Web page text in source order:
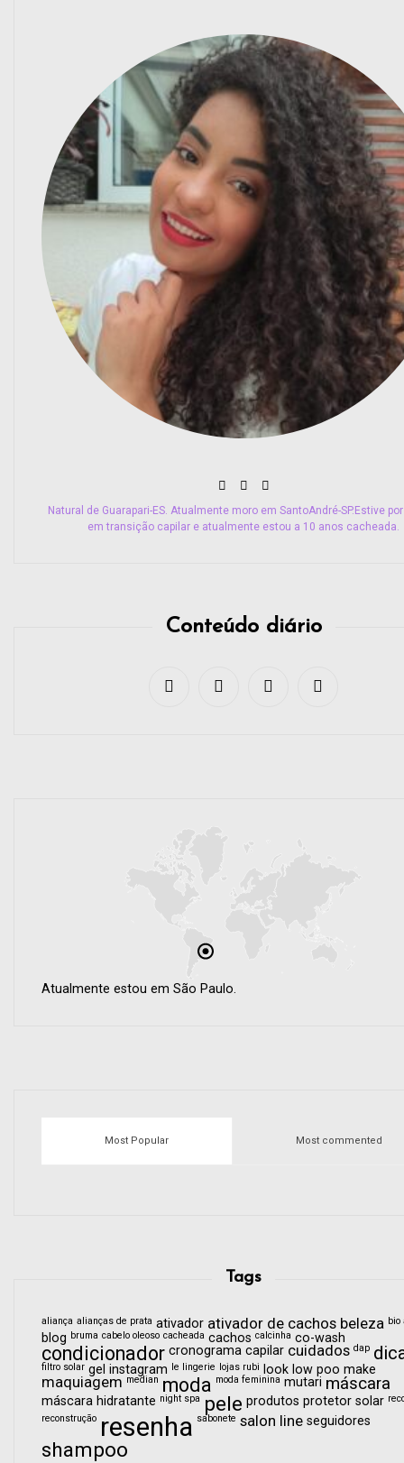
Natural de Guarapari-ES. Atualmente moro em SantoAndré-SP.Estive
em transição capilar e atualmente estou a 10 anos cacheada.
Conteúdo diário
Atualmente estou em São Paulo.
Most Popular Most commented
Tags
aliança alianças de prata ativador ativador de cachos beleza bio
blog bruma cabelo oleoso cacheada cachos calcinha co-wash
condicionador cronograma capilar cuidados dap
filtro solar gel instagram le lingerie lojas rubi look low poo make
maquiagem median moda moda feminina mutari máscara
máscara hidratante night spa pele produtos protetor solar
reconstrução resenha sabonete salon line seguidores
shampoo